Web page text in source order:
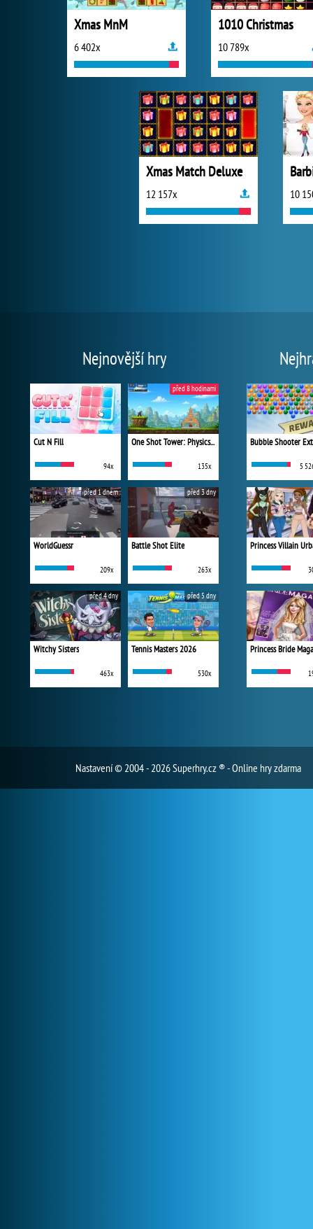
Xmas MnM
6 402x
1010 Christmas
10 789x
Xmas Match Deluxe
12 157x 10
Nejnovější hry
Cut N Fill
94x
One Shot Tower: Physics Destroyer
135x
před 8 hodinami
WorldGuessr
209x
před 1 dnem
Battle Shot Elite
263x
před 3 dny
Witchy Sisters
463x
před 4 dny
Tennis Masters 2026
530x
před 5 dny
Bubble Shooter
5
Princess Bride
Nastavení© 2004 - 2026 Superhry.cz ® - Online hry zdarma